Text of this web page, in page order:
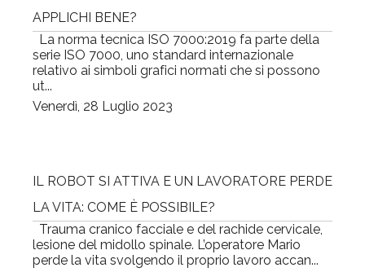
APPLICHI BENE?
La norma tecnica ISO 7000:2019 fa parte della
serie ISO 7000, uno standard internazionale
relativo ai simboli grafici normati che si possono
ut...
Venerdì, 28 Luglio 2023
IL ROBOT SI ATTIVA E UN LAVORATORE PERDE
LA VITA: COME È POSSIBILE?
Trauma cranico facciale e del rachide cervicale,
lesione del midollo spinale. L’operatore Mario
perde la vita svolgendo il proprio lavoro accan...